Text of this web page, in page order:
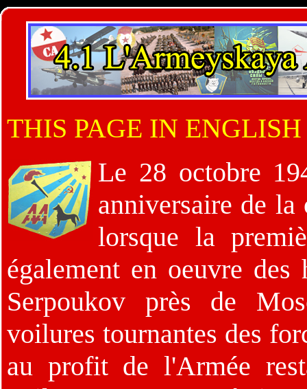
THIS PAGE IN
Le 28 octobre
anniversaire de
lorsque la
également en oeuvre
Serpoukov près de
voilures tournantes des
au profit de l'Armée